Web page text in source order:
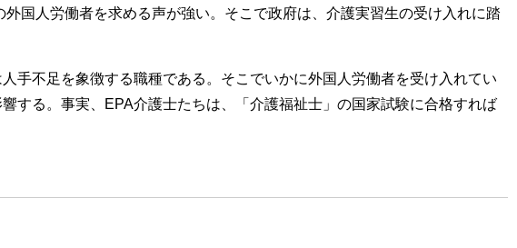
国人労働者を求める声が強い。そこで政府は、介護実習生の受け入れに踏
不足を象徴する職種である。そこでいかに外国人労働者を受け入れてい
する。事実、EPA介護士たちは、「介護福祉士」の国家試験に合格すれば